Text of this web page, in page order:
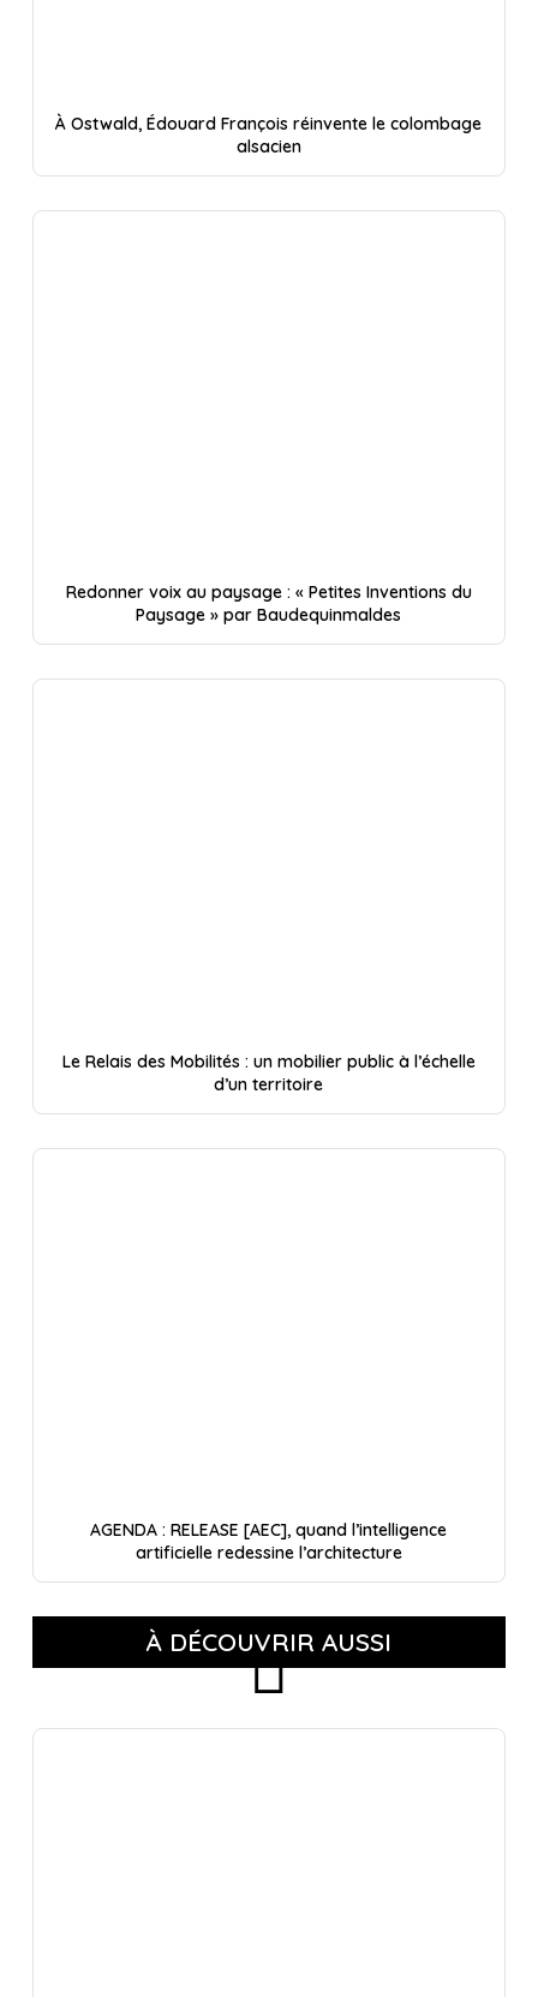
À Ostwald, Édouard François réinvente le colombage
alsacien
Redonner voix au paysage : « Petites Inventions du
Paysage » par Baudequinmaldes
Le Relais des Mobilités : un mobilier public à l’échelle
d’un territoire
AGENDA : RELEASE [AEC], quand l’intelligence
artificielle redessine l’architecture
À DÉCOUVRIR AUSSI